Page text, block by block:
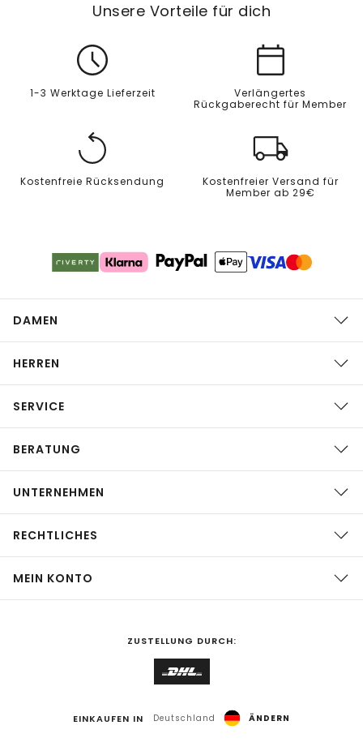
Unsere Vorteile für dich
1-3 Werktage Lieferzeit
Verlängertes
Rückgaberecht für Member
Kostenfreie Rücksendung
Kostenfreier Versand für
Member ab 29€
DAMEN
HERREN
SERVICE
BERATUNG
UNTERNEHMEN
RECHTLICHES
MEIN KONTO
ZUSTELLUNG DURCH:
EINKAUFEN IN Deutschland ÄNDERN